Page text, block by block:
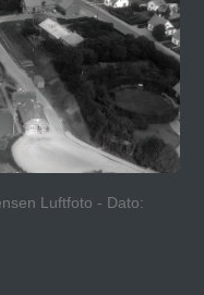
Luftfoto - Dato: